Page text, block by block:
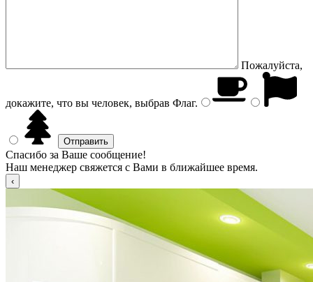
Пожалуйста,
докажите, что вы человек, выбрав Флаг.
Спасибо за Ваше сообщение!
Наш менеджер свяжется с Вами в ближайшее время.